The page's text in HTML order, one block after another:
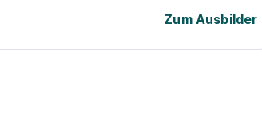
Zum Ausbilder